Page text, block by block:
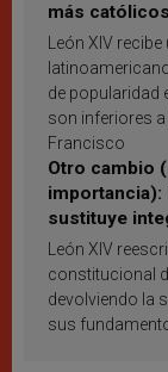
más
Latina en
resultados
León XIV
de popularidad
son inferiores a
Francisco
Otro cambio
importancia):
sustituye
vaticana de
León XIV
constitucional
devolviendo la
sus